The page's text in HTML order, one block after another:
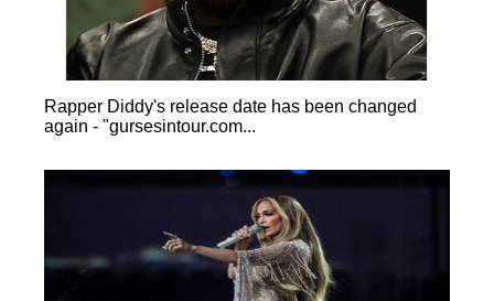
Rapper Diddy's release date has been changed
again - "gursesintour.com...